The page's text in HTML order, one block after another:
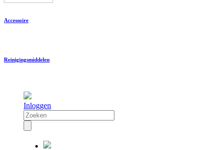
Accessoire
Reinigingsmiddelen
Inloggen